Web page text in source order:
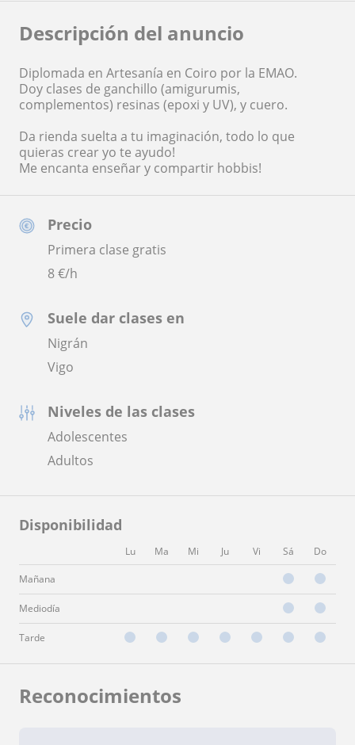
Precio
Primera clase gratis
8€/h
Suele dar clases en
Nigrán
Vigo
Niveles de las clases
Adolescentes
Adultos
Disponibilidad
Lu Ma Mi Ju Vi Sá Do
Mañana
Mediodía
Tarde
Descripción del anuncio
Diplomada en Artesanía en Coiro por la EMAO.
Doy clases de ganchillo (amigurumis,
complementos) resinas (epoxi y UV), y cuero.
Da rienda suelta a tu imaginación, todo lo que
quieras crear yo te ayudo!
Me encanta enseñar y compartir hobbis!
Reconocimientos